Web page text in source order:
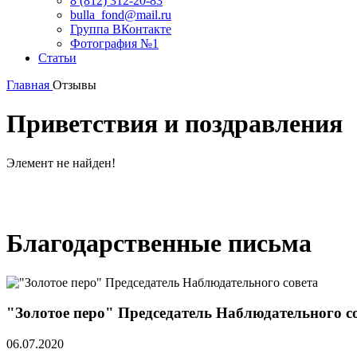
bulla_fond@mail.ru
Группа ВКонтакте
Фотография №1
Статьи
Главная Отзывы
Приветствия и поздравления
Элемент не найден!
Благодарственные письма
"Золотое перо" Председатель Наблюдательного
06.07.2020